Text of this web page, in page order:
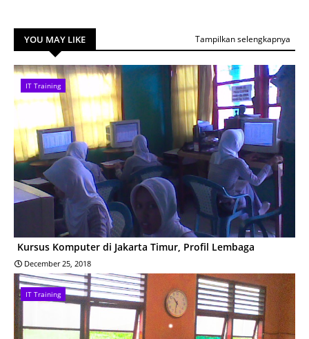
YOU MAY LIKE Tampilkan selengkapnya
IT Training
Kursus Komputer di Jakarta Timur, Profil Lembaga
December 25, 2018
IT Training